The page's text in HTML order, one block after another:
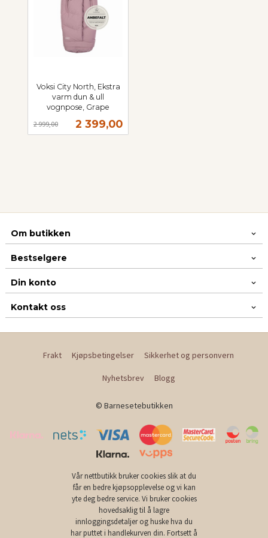
Voksi City North, Ekstra
varm dun & ull
vognpose, Grape
Tilbud
2 399,00
2 999,00
mva.
Om butikken
Bestselgere
Din konto
Kontakt oss
Frakt Kjøpsbetingelser Sikkerhet og personvern
Nyhetsbrev Blogg
© Barnesetebutikken
Vår nettbutikk bruker cookies slik at du
får en bedre kjøpsopplevelse og vi kan
yte deg bedre service. Vi bruker cookies
hovedsaklig til å lagre
innloggingsdetaljer og huske hva du
har puttet i handlekurven din. Fortsett å